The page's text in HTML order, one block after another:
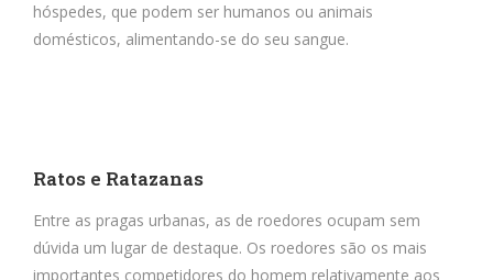
hóspedes, que podem ser humanos ou animais
domésticos, alimentando-se do seu sangue.
Ratos e Ratazanas
Entre as pragas urbanas, as de roedores ocupam sem
dúvida um lugar de destaque. Os roedores são os mais
importantes competidores do homem relativamente aos